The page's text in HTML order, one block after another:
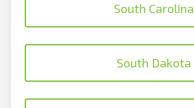
South Carolina
South Dakota